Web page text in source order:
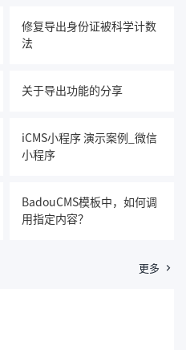
修复导出身份证被科学计数
法
关于导出功能的分享
iCMS小程序 演示案例_微信
小程序
BadouCMS模板中，如何调
用指定内容？
更多 